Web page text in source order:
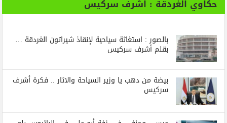
حكاوي الغردقة : أشرف سركيس
بالصور : استغاثة سياحية لإنقاذ شيراتون الغردقة …
بقلم أشرف سركيس
بيضة من دهب يا وزير السياحة والاثار .. فكرة أشرف
سركيس